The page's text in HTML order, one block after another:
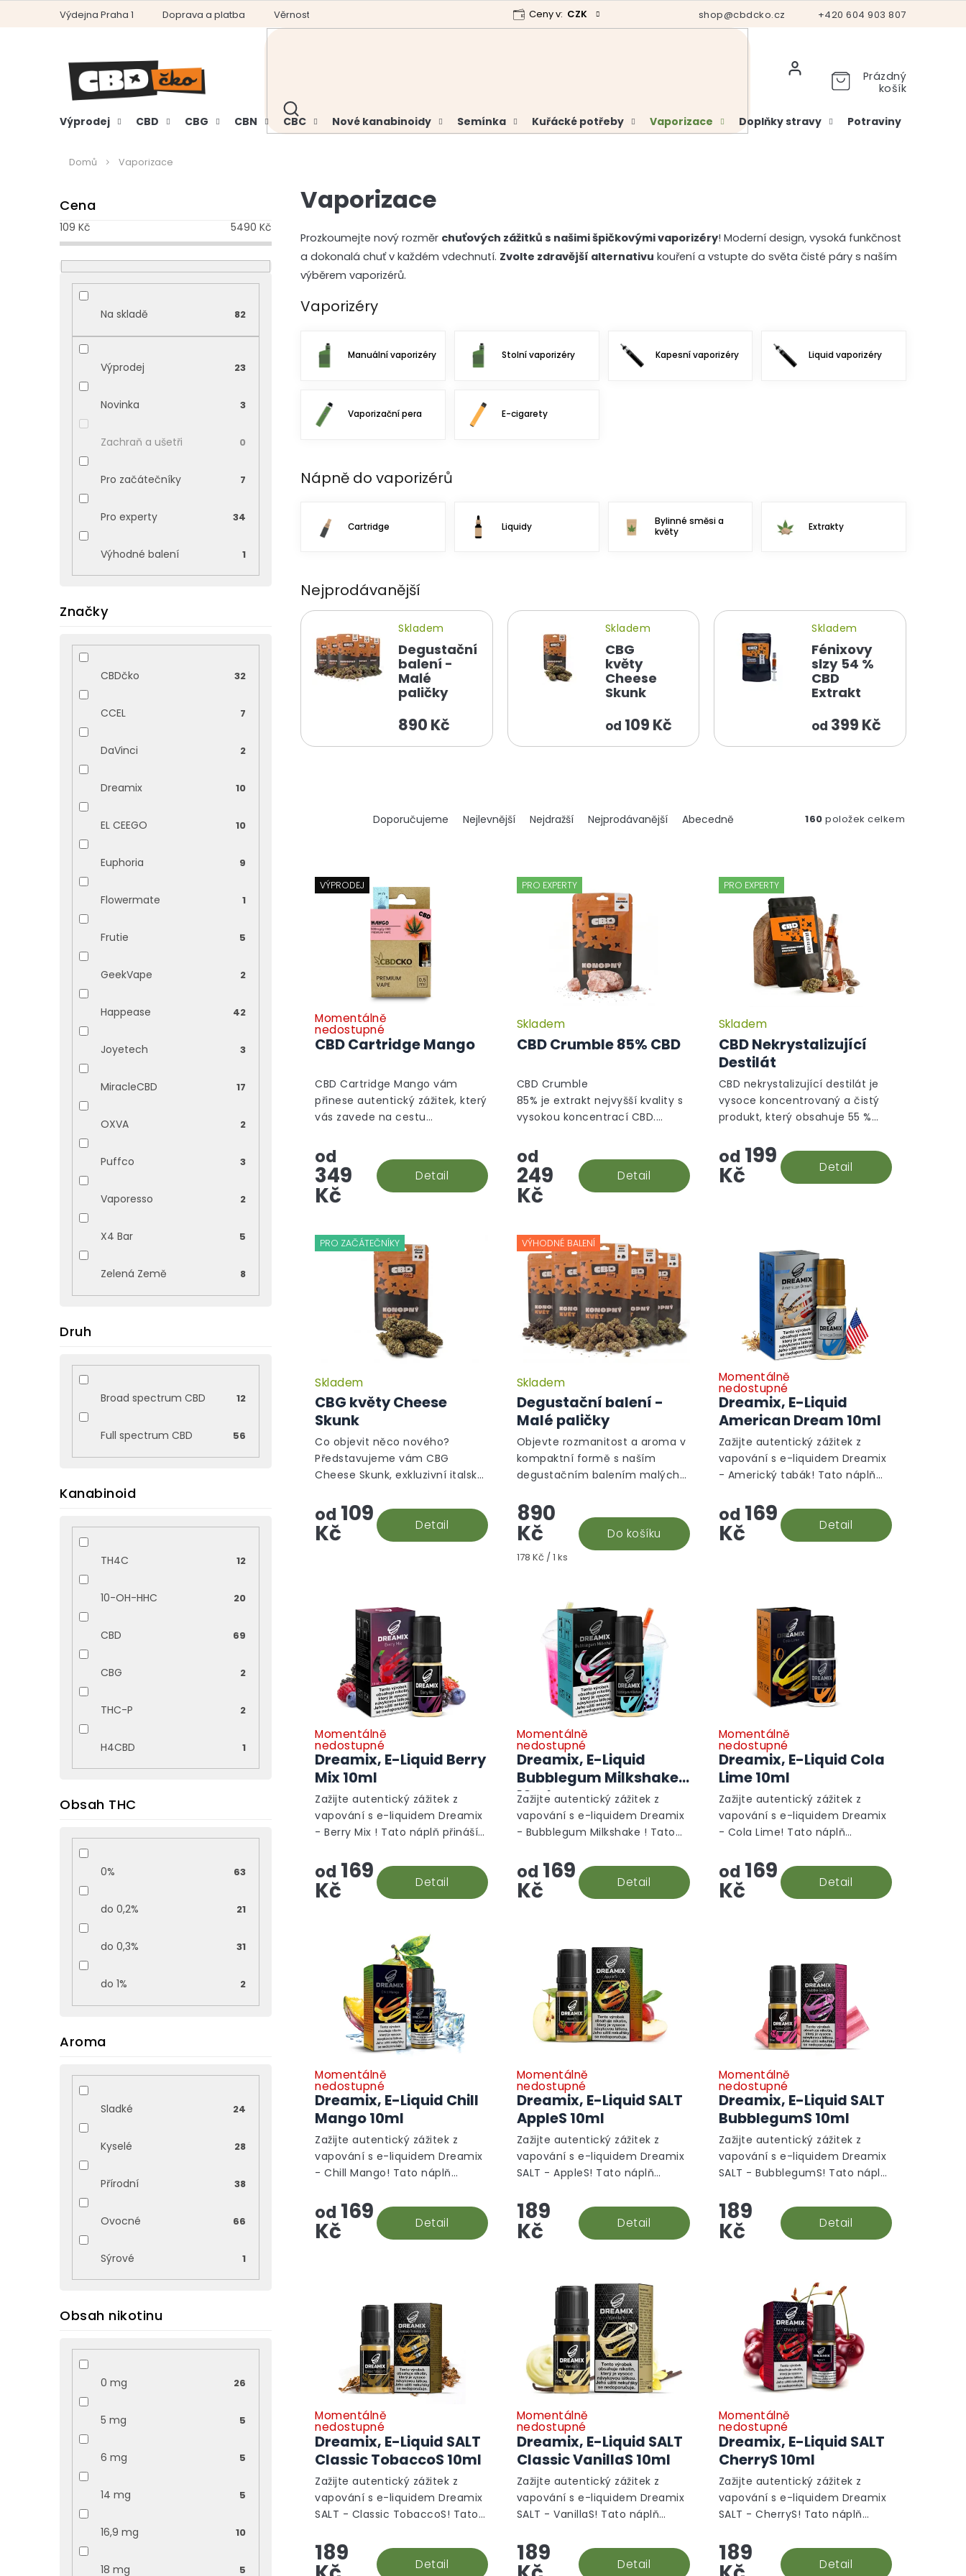
+420 604 903 807
shop@cbdcko.cz
Výdejna Praha 1 Doprava a platba Věrnostní program Analýzy a certifikáty Hodnocení obchodu Vrácení a reklamace
Ceny v: CZK
HLEDAT
Prázdný
košík
Výprodej CBD CBG CBN CBC Nové kanabinoidy Semínka Kuřácké potřeby Vaporizace Doplňky stravy Potraviny
Domů Vaporizace
o
s
t
r
a
Cena
109 Kč 5490 Kč
Na skladě 82
Výprodej 23
Novinka 3
Zachraň a ušetři 0
Pro začátečníky 7
Pro experty 34
Výhodné balení 1
Značky
CBDčko 32
CCEL 7
DaVinci 2
Dreamix 10
EL CEEGO 10
Euphoria 9
Flowermate 1
Frutie 5
GeekVape 2
Happease 42
Joyetech 3
MiracleCBD 17
OXVA 2
Puffco 3
Vaporesso 2
X4 Bar 5
Zelená Země 8
Druh
Broad spectrum CBD 12
Full spectrum CBD 56
Kanabinoid
TH4C 12
10-OH-HHC 20
CBD 69
CBG 2
THC-P 2
H4CBD 1
Obsah THC
0% 63
do 0,2% 21
do 0,3% 31
do 1% 2
Aroma
Sladké 24
Kyselé 28
Přírodní 38
Ovocné 66
Sýrové 1
Obsah nikotinu
0 mg 26
5 mg 5
6 mg 5
14 mg 5
16,9 mg 10
18 mg 5
Vaporizace
Prozkoumejte nový rozměr chuťových zážitků s našimi špičkovými vaporizéry! Moderní design, vysoká funkčnost
a dokonalá chuť v každém vdechnutí. Zvolte zdravější alternativu kouření a vstupte do světa čisté páry s naším
výběrem vaporizérů.
Vaporizéry
Manuální vaporizéry Stolní vaporizéry Kapesní vaporizéry Liquid vaporizéry
Vaporizační pera E-cigarety
Nápně do vaporizérů
Cartridge Liquidy
Bylinné směsi a
květy
Extrakty
Nejprodávanější
Degustační
balení -
Malé
paličky
Skladem
890 Kč
CBG
květy
Cheese
Skunk
Skladem
od 109 Kč
Fénixovy
slzy 54 %
CBD
Extrakt
Skladem
od 399 Kč
Ř
a
n
í
p
r
o
d
u
k
t
ů
Doporučujeme Nejlevnější Nejdražší Nejprodávanější Abecedně 160 položek celkem
VÝPRODEJ
CBD Cartridge Mango
Průměrné
hodnocení
produktu
hvězdiček.
Momentálně
nedostupné
od
349
Kč
Detail
CBD Cartridge Mango vám
přinese autentický zážitek, který
vás zavede na cestu
překvapivých chutí. Ponořte se
do tropických chutí sladkého
manga,...
PRO EXPERTY
CBD Crumble 85% CBD
Skladem
od
249
Kč
Detail
CBD Crumble
85% je extrakt nejvyšší kvality s
vysokou koncentrací CBD.
který se podobá většímu
krystalu/vosku a není tak
tvrdý,...
PRO EXPERTY
CBD Nekrystalizující
Destilát
Skladem
od 199
Kč Detail
CBD nekrystalizující destilát je
vysoce koncentrovaný a čistý
produkt, který obsahuje 55 %
CBN. Díky odstranění všech
nečistot je ideální pro výrobu...
PRO ZAČÁTEČNÍKY
CBG květy Cheese
Skunk
Skladem
od 109
Kč Detail
Co objevit něco nového?
Představujeme vám CBG
Cheese Skunk, exkluzivní italský
potěší vaše smysly!
VÝHODNÉ BALENÍ
Degustační balení -
Malé paličky
Průměrné
hodnocení
produktu
hvězdiček.
Skladem
890
Kč
Měrná
178 Kč / 1 ks
Do košíku
Objevte rozmanitost a aroma v
kompaktní formě s naším
degustačním balením malých
pět jedinečných odrůd – White
Widow, Cannatonic, Purple
Haze, BZ1...
Dreamix, E-Liquid
American Dream 10ml
Momentálně
nedostupné
od 169
Kč Detail
Zažijte autentický zážitek z
vapování s e-liquidem Dreamix
- Americký tabák! Tato náplň
virginského tabáku, které jsou
perfektní volbou pro...
Dreamix, E-Liquid Berry
Mix 10ml
Momentálně
nedostupné
od 169
Kč Detail
Zažijte autentický zážitek z
vapování s e-liquidem Dreamix
- Berry Mix ! Tato náplň přináší
které jsou perfektní volbou pro
každodenní použití....
Dreamix, E-Liquid
Bubblegum Milkshake
10ml
Momentálně
nedostupné
od 169
Kč Detail
Zažijte autentický zážitek z
vapování s e-liquidem Dreamix
- Bubblegum Milkshake ! Tato
žvýkačky a krémového
milkshaku, které jsou perfektní...
Dreamix, E-Liquid Cola
Lime 10ml
Momentálně
nedostupné
od 169
Kč Detail
Zažijte autentický zážitek z
vapování s e-liquidem Dreamix
- Cola Lime! Tato náplň
limetky, které jsou perfektní
volbou pro každodenní použití....
Dreamix, E-Liquid Chill
Mango 10ml
Momentálně
nedostupné
od 169
Kč Detail
Zažijte autentický zážitek z
vapování s e-liquidem Dreamix
- Chill Mango! Tato náplň
manga, které jsou perfektní
volbou pro každodenní...
Dreamix, E-Liquid SALT
AppleS 10ml
Momentálně
nedostupné
189
Kč Detail
Zažijte autentický zážitek z
vapování s e-liquidem Dreamix
SALT - AppleS! Tato náplň
jsou perfektní volbou pro
každodenní použití. Díky...
Dreamix, E-Liquid SALT
BubblegumS 10ml
Momentálně
nedostupné
189
Kč Detail
Zažijte autentický zážitek z
vapování s e-liquidem Dreamix
SALT - BubblegumS! Tato náplň
které jsou perfektní volbou pro
každodenní použití....
Dreamix, E-Liquid SALT
Classic TobaccoS 10ml
Momentálně
nedostupné
189 Detail
Zažijte autentický zážitek z
vapování s e-liquidem Dreamix
SALT - Classic TobaccoS! Tato
klasického tabáku, které jsou
perfektní volbou pro...
Dreamix, E-Liquid SALT
Classic VanillaS 10ml
Momentálně
nedostupné
189 Detail
Zažijte autentický zážitek z
vapování s e-liquidem Dreamix
SALT - VanillaS! Tato náplň
které jsou perfektní volbou pro
každodenní použití....
Dreamix, E-Liquid SALT
CherryS 10ml
Momentálně
nedostupné
189 Detail
Zažijte autentický zážitek z
vapování s e-liquidem Dreamix
SALT - CherryS! Tato náplň
jsou perfektní volbou pro
každodenní použití. Díky...